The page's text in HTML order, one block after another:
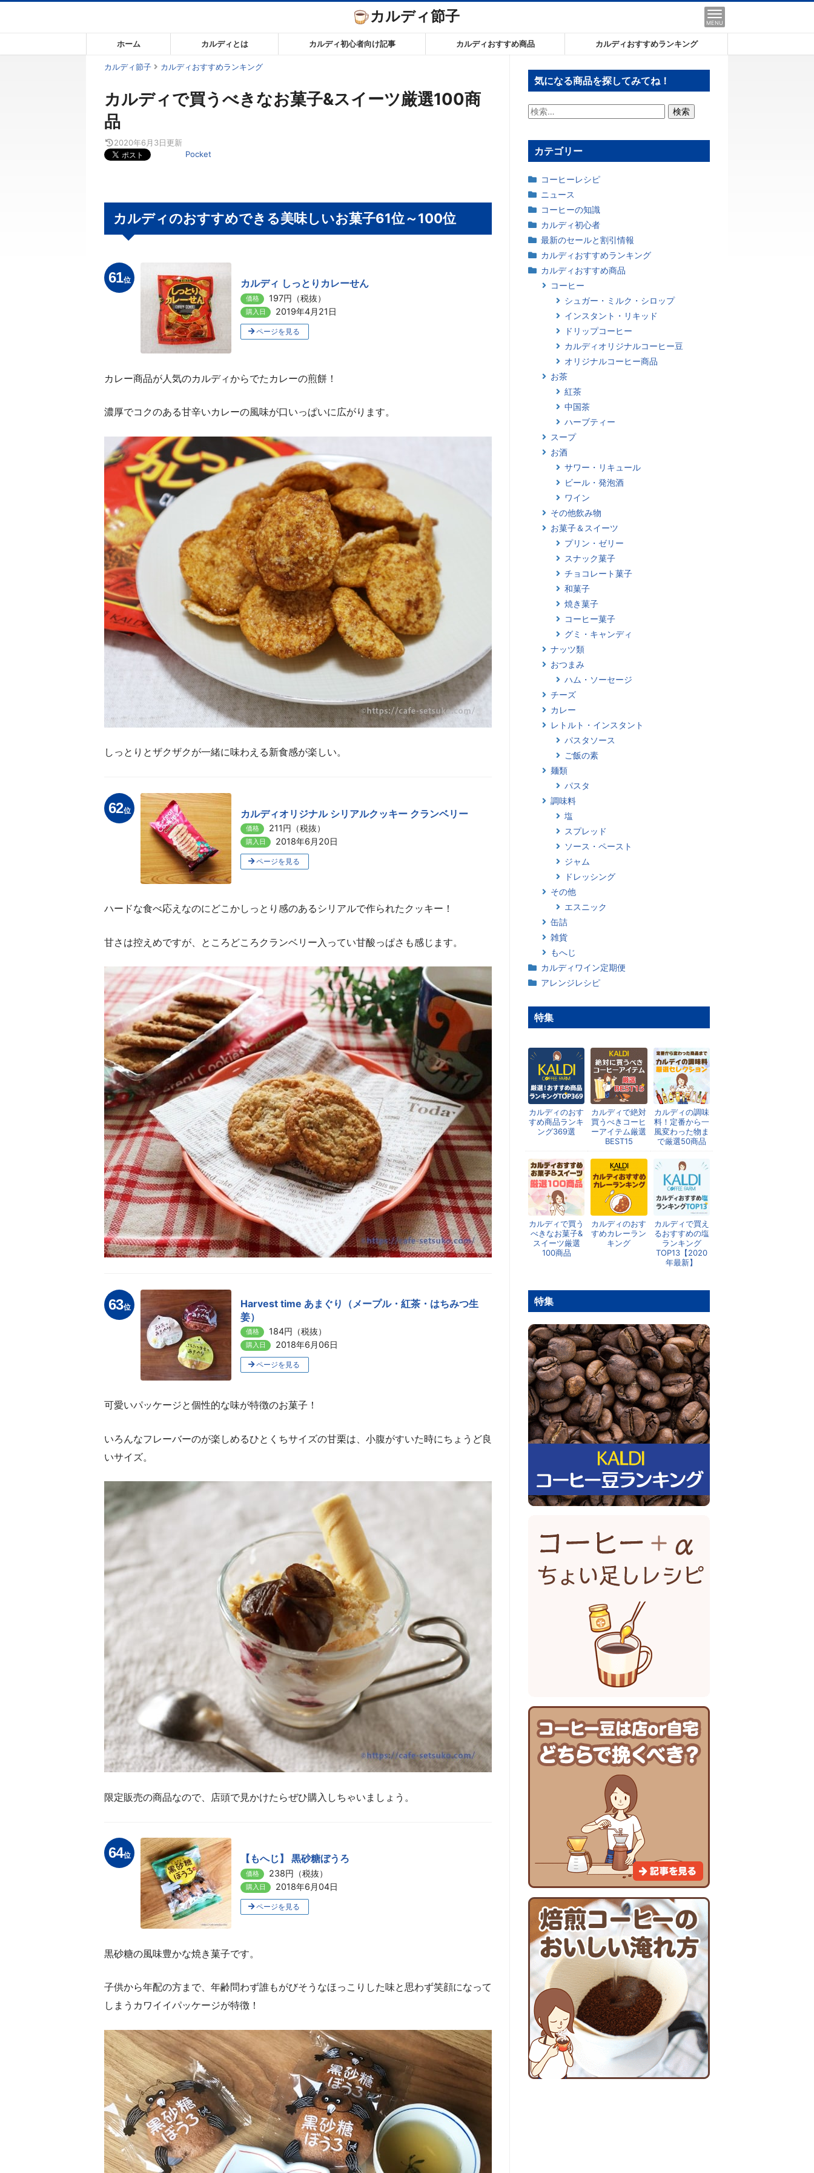
ン
カルディ節子 MENU
ホーム カルディとは カルディ初心者向け記事 カルディおすすめ商品 カルディおすすめランキング
カルディ節子 カルディおすすめランキング
カルディで買うべきなお菓子&スイーツ厳選100商
品
2020年6月3日更新
Pocket
カルディのおすすめできる美味しいお菓子61位～100位
61位 カルディ しっとりカレーせん
価格 197円（税抜）
購入日 2019年4月21日
ページを見る
カレー商品が人気のカルディからでたカレーの煎餅！
濃厚でコクのある甘辛いカレーの風味が口いっぱいに広がります。
しっとりとザクザクが一緒に味わえる新食感が楽しい。
62位 カルディオリジナル シリアルクッキー クランベリー
価格 211円（税抜）
購入日 2018年6月20日
ページを見る
ハードな食べ応えなのにどこかしっとり感のあるシリアルで作られたクッキー！
甘さは控えめですが、ところどころクランベリー入ってい甘酸っぱさも感じます。
63位
Harvest time あまぐり（メープル・紅茶・はちみつ生
姜）
価格 184円（税抜）
購入日 2018年6月06日
ページを見る
可愛いパッケージと個性的な味が特徴のお菓子！
いろんなフレーバーのが楽しめるひとくちサイズの甘栗は、小腹がすいた時にちょうど良
いサイズ。
限定販売の商品なので、店頭で見かけたらぜひ購入しちゃいましょう。
64位 【もへじ】 黒砂糖ぼうろ
価格 238円（税抜）
購入日 2018年6月04日
ページを見る
黒砂糖の風味豊かな焼き菓子です。
子供から年配の方まで、年齢問わず誰もがびそうなほっこりした味と思わず笑顔になって
しまうカワイイパッケージが特徴！
気になる商品を探してみてね！
検
カテゴリー
コーヒーレシピ
ニュース
コーヒーの知識
カルディ初心者
最新のセールと割引情報
カルディおすすめランキング
カルディおすすめ商品
コーヒー
シュガー・ミルク・シロップ
インスタント・リキッド
ドリップコーヒー
カルディオリジナルコーヒー豆
オリジナルコーヒー商品
お茶
紅茶
中国茶
ハーブティー
スープ
お酒
サワー・リキュール
ビール・発泡酒
ワイン
その他飲み物
お菓子＆スイーツ
プリン・ゼリー
スナック菓子
チョコレート菓子
和菓子
焼き菓子
コーヒー菓子
グミ・キャンディ
ナッツ類
おつまみ
ハム・ソーセージ
チーズ
カレー
レトルト・インスタント
パスタソース
ご飯の素
麺類
パスタ
調味料
塩
スプレッド
ソース・ペースト
ジャム
ドレッシング
その他
エスニック
缶詰
雑貨
もへじ
カルディワイン定期便
アレンジレシピ
特集
カルディのおす
すめ商品ランキ
ング369選
カルディで絶対
買うべきコーヒ
ーアイテム厳選
BEST15
カルディの調味
料！定番から一
風変わった物ま
で厳選50商品
カルディで買う
べきなお菓子&
スイーツ厳選
100商品
カルディのおす
すめカレーラン
キング
カルディで買え
るおすすめの塩
ランキング
TOP13【2020
年最新】
特集